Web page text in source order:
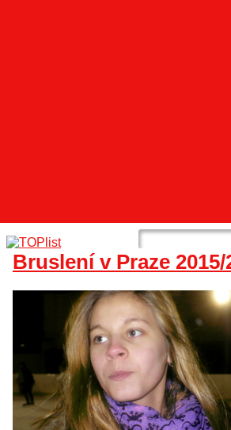
Bruslení v Praze 2015/